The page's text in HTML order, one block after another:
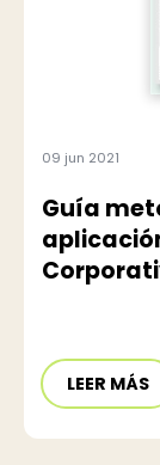
09 jun 2021
Guía
LEER MÁS